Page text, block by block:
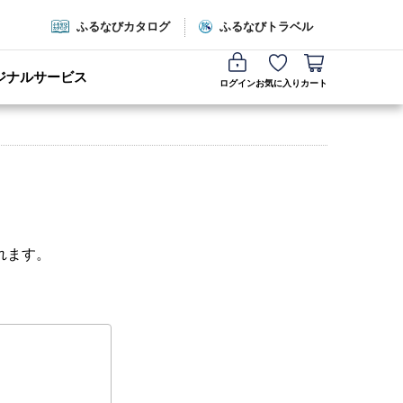
ふるなびカタログ ふるなびトラベル
ナルサービス ログインお気に入り カート
す。